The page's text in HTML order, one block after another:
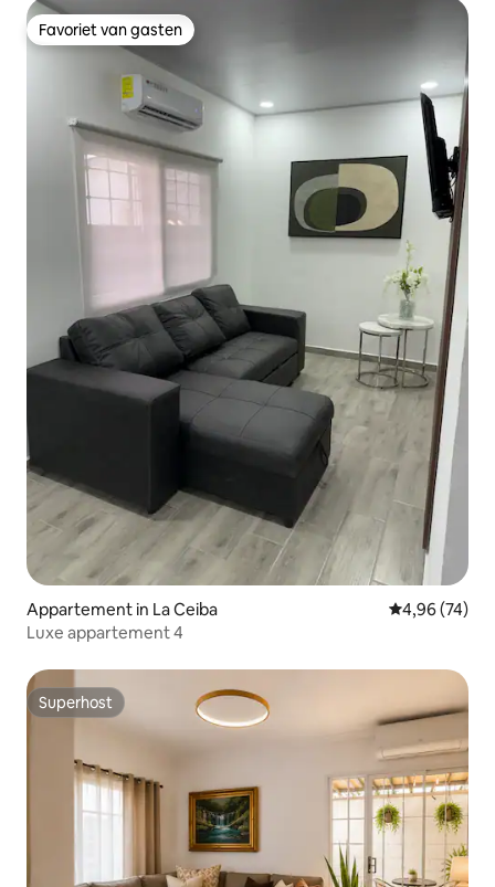
Favoriet van gasten
Favoriet van gasten
Appartement in La Ceiba Gemiddelde
4,96 (74)
Luxe appartement 4
Superhost
Superhost